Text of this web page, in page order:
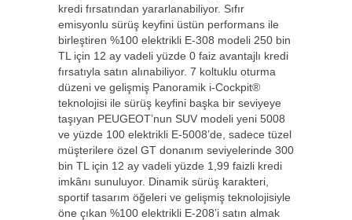
kredi fırsatından yararlanabiliyor. Sıfır
emisyonlu sürüş keyfini üstün performans ile
birleştiren %100 elektrikli E-308 modeli 250 bin
TL için 12 ay vadeli yüzde 0 faiz avantajlı kredi
fırsatıyla satın alınabiliyor. 7 koltuklu oturma
düzeni ve gelişmiş Panoramik i-Cockpit®
teknolojisi ile sürüş keyfini başka bir seviyeye
taşıyan PEUGEOT’nun SUV modeli yeni 5008
ve yüzde 100 elektrikli E-5008’de, sadece tüzel
müşterilere özel GT donanım seviyelerinde 300
bin TL için 12 ay vadeli yüzde 1,99 faizli kredi
imkânı sunuluyor. Dinamik sürüş karakteri,
sportif tasarım öğeleri ve gelişmiş teknolojisiyle
öne çıkan %100 elektrikli E-208’i satın almak